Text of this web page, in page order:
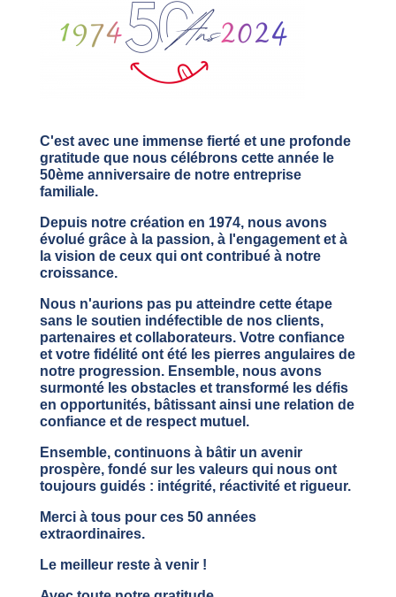
C'est avec une immense fierté et une profonde
gratitude que nous célébrons cette année le
50ème anniversaire de notre entreprise
familiale.
Depuis notre création en 1974, nous avons
évolué grâce à la passion, à l'engagement et à
la vision de ceux qui ont contribué à notre
croissance.
Nous n'aurions pas pu atteindre cette étape
sans le soutien indéfectible de nos clients,
partenaires et collaborateurs. Votre confiance
et votre fidélité ont été les pierres angulaires de
notre progression. Ensemble, nous avons
surmonté les obstacles et transformé les défis
en opportunités, bâtissant ainsi une relation de
confiance et de respect mutuel.
Ensemble, continuons à bâtir un avenir
prospère, fondé sur les valeurs qui nous ont
toujours guidés : intégrité, réactivité et rigueur.
Merci à tous pour ces 50 années
extraordinaires.
Le meilleur reste à venir !